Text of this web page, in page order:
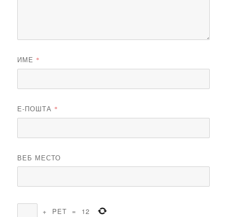
ИМЕ *
Е-ПОШТА *
ВЕБ МЕСТО
+ PET = 12